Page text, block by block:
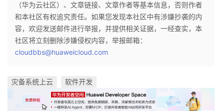
（华为云社区）、文章链接、文章作者等基本信息，否则作者
和本社区有权追究责任。如果您发现本社区中有涉嫌抄袭的内
容，欢迎发送邮件进行举报，并提供相关证据，一经查实，本
社区将立刻删除涉嫌侵权内容，举报邮箱：
cloudbbs@huaweicloud.com
灾备系统上云 软件开发